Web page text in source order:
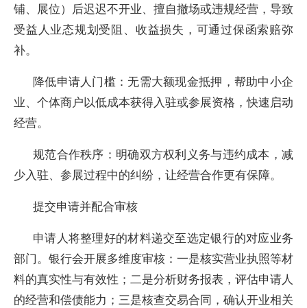
铺、展位）后迟迟不开业、擅自撤场或违规经营，导致
受益人业态规划受阻、收益损失，可通过保函索赔弥
补。
降低申请人门槛：无需大额现金抵押，帮助中小企
业、个体商户以低成本获得入驻或参展资格，快速启动
经营。
规范合作秩序：明确双方权利义务与违约成本，减
少入驻、参展过程中的纠纷，让经营合作更有保障。
提交申请并配合审核
申请人将整理好的材料递交至选定银行的对应业务
部门。银行会开展多维度审核：一是核实营业执照等材
料的真实性与有效性；二是分析财务报表，评估申请人
的经营和偿债能力；三是核查交易合同，确认开业相关